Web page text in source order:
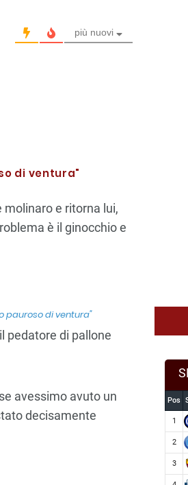
più nuovi
di ventura"
e ritorna lui,
è il ginocchio e
pauroso di ventura"
pedatore di pallone
avessimo avuto un
decisamente
Pos
1
2
3